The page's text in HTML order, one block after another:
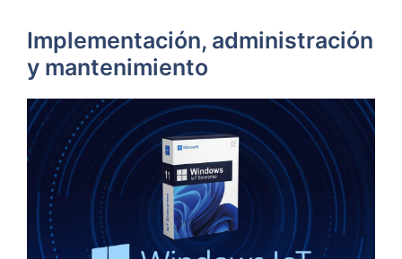
Implementación, administración
y mantenimiento